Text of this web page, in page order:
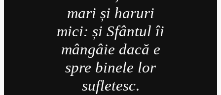
mari și haruri
mici: și Sfântul îi
mângâie dacă e
spre binele lor
sufletesc.